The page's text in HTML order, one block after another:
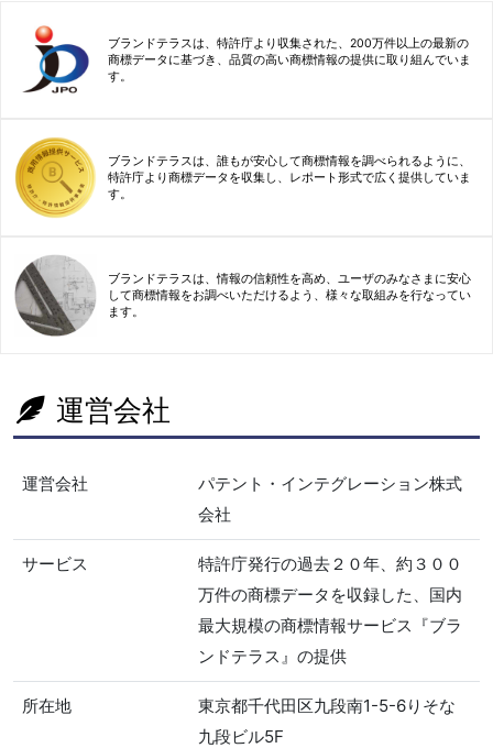
ブランドテラスは、特許庁より収集された、200万件以上の最新の
商標データに基づき、品質の高い商標情報の提供に取り組んでいま
す。
ブランドテラスは、誰もが安心して商標情報を調べられるように、
特許庁より商標データを収集し、レポート形式で広く提供していま
す。
ブランドテラスは、情報の信頼性を高め、ユーザのみなさまに安心
して商標情報をお調べいただけるよう、様々な取組みを行なってい
ます。
運営会社
運営会社
パテント・インテグレーション株式
会社
サービス
特許庁発行の過去２０年、約３００
万件の商標データを収録した、国内
最大規模の商標情報サービス『ブラ
ンドテラス』の提供
所在地
東京都千代田区九段南1-5-6りそな
九段ビル5F